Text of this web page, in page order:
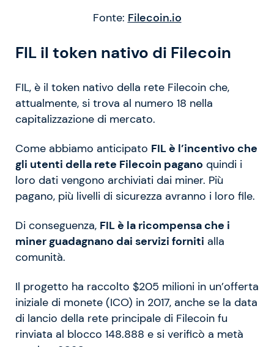
Fonte: Filecoin.io
FIL il token nativo di Filecoin
FIL, è il token nativo della rete Filecoin che,
attualmente, si trova al numero 18 nella
capitalizzazione di mercato.
Come abbiamo anticipato FIL è l’incentivo che
gli utenti della rete Filecoin pagano quindi i
loro dati vengono archiviati dai miner. Più
pagano, più livelli di sicurezza avranno i loro file.
Di conseguenza, FIL è la ricompensa che i
miner guadagnano dai servizi forniti alla
comunità.
Il progetto ha raccolto $205 milioni in un’offerta
iniziale di monete (ICO) in 2017, anche se la data
di lancio della rete principale di Filecoin fu
rinviata al blocco 148.888 e si verificò a metà